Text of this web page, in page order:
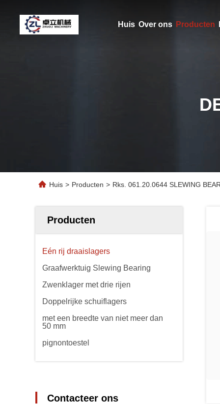
Huis Over ons Producten
Huis > Producten > Rks. 061.20.0644 SLEWING
Producten
Eén rij draaislagers
Graafwerktuig Slewing Bearing
Zwenklager met drie rijen
Doppelrijke schuiflagers
met een breedte van niet meer dan
50 mm
pignontoestel
Contacteer ons